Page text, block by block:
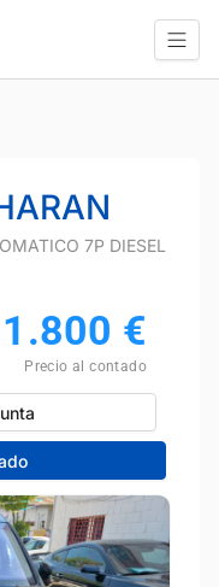
7P DIESEL
€
Precio al contado